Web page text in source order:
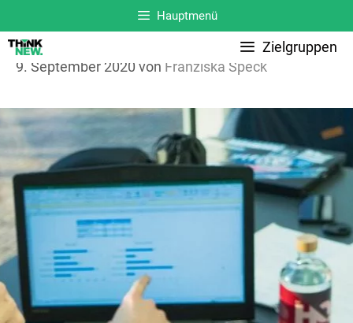
Inhalt
springen
Hauptmenü
Zielgruppen
9. September 2020 von Franziska Speck